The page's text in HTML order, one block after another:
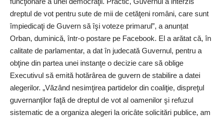
dreptul de vot pentru sute de mii de cetăţeni români, care sunt
împiedicaţi de Guvern să îşi voteze primarul”, a anunțat
Orban, duminică, într-o postare pe Facebook. El a arătat că, în
calitate de parlamentar, a dat în judecată Guvernul, pentru a
obţine din partea unei instanţe o decizie care să oblige
Executivul să emită hotărârea de guvern de stabilire a datei
alegerilor. „Văzând nesimţirea partidelor din coaliţie, dispreţul
guvernanţilor faţă de dreptul de vot al oamenilor şi refuzul
sistematic de a organiza alegeri la oricâte solicitări publice, am